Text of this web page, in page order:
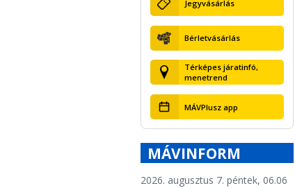
Jegyvásárlás
Bérletvásárlás
Térképes járatinfó,
menetrend
MÁVPlusz app
MÁVINFORM
2026. augusztus 7. péntek, 06.06